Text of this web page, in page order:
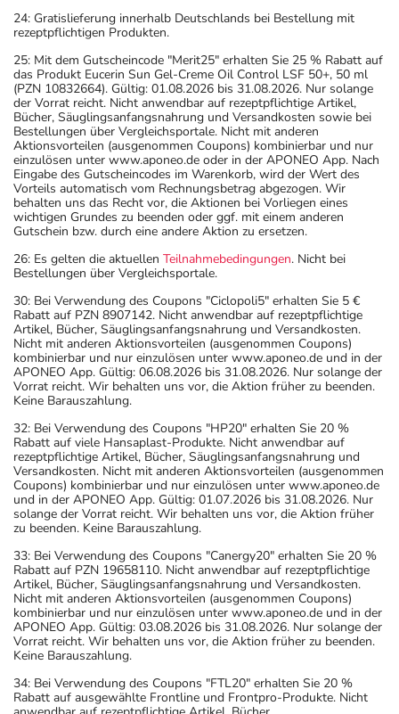
24: Gratislieferung innerhalb Deutschlands bei Bestellung mit
rezeptpflichtigen Produkten.
25: Mit dem Gutscheincode "Merit25" erhalten Sie 25 % Rabatt auf
das Produkt Eucerin Sun Gel-Creme Oil Control LSF 50+, 50 ml
(PZN 10832664). Gültig: 01.08.2026 bis 31.08.2026. Nur solange
der Vorrat reicht. Nicht anwendbar auf rezeptpflichtige Artikel,
Bücher, Säuglingsanfangsnahrung und Versandkosten sowie bei
Bestellungen über Vergleichsportale. Nicht mit anderen
Aktionsvorteilen (ausgenommen Coupons) kombinierbar und nur
einzulösen unter www.aponeo.de oder in der APONEO App. Nach
Eingabe des Gutscheincodes im Warenkorb, wird der Wert des
Vorteils automatisch vom Rechnungsbetrag abgezogen. Wir
behalten uns das Recht vor, die Aktionen bei Vorliegen eines
wichtigen Grundes zu beenden oder ggf. mit einem anderen
Gutschein bzw. durch eine andere Aktion zu ersetzen.
26: Es gelten die aktuellen Teilnahmebedingungen. Nicht bei
Bestellungen über Vergleichsportale.
30: Bei Verwendung des Coupons "Ciclopoli5" erhalten Sie 5 €
Rabatt auf PZN 8907142. Nicht anwendbar auf rezeptpflichtige
Artikel, Bücher, Säuglingsanfangsnahrung und Versandkosten.
Nicht mit anderen Aktionsvorteilen (ausgenommen Coupons)
kombinierbar und nur einzulösen unter www.aponeo.de und in der
APONEO App. Gültig: 06.08.2026 bis 31.08.2026. Nur solange der
Vorrat reicht. Wir behalten uns vor, die Aktion früher zu beenden.
Keine Barauszahlung.
32: Bei Verwendung des Coupons "HP20" erhalten Sie 20 %
Rabatt auf viele Hansaplast-Produkte. Nicht anwendbar auf
rezeptpflichtige Artikel, Bücher, Säuglingsanfangsnahrung und
Versandkosten. Nicht mit anderen Aktionsvorteilen (ausgenommen
Coupons) kombinierbar und nur einzulösen unter www.aponeo.de
und in der APONEO App. Gültig: 01.07.2026 bis 31.08.2026. Nur
solange der Vorrat reicht. Wir behalten uns vor, die Aktion früher
zu beenden. Keine Barauszahlung.
33: Bei Verwendung des Coupons "Canergy20" erhalten Sie 20 %
Rabatt auf PZN 19658110. Nicht anwendbar auf rezeptpflichtige
Artikel, Bücher, Säuglingsanfangsnahrung und Versandkosten.
Nicht mit anderen Aktionsvorteilen (ausgenommen Coupons)
kombinierbar und nur einzulösen unter www.aponeo.de und in der
APONEO App. Gültig: 03.08.2026 bis 31.08.2026. Nur solange der
Vorrat reicht. Wir behalten uns vor, die Aktion früher zu beenden.
Keine Barauszahlung.
34: Bei Verwendung des Coupons "FTL20" erhalten Sie 20 %
Rabatt auf ausgewählte Frontline und Frontpro-Produkte. Nicht